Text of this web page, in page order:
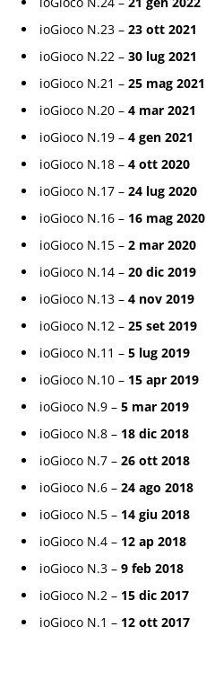
ioGioco N.23 – 23 ott 2021
ioGioco N.22 – 30 lug 2021
ioGioco N.21 – 25 mag 2021
ioGioco N.20 – 4 mar 2021
ioGioco N.19 – 4 gen 2021
ioGioco N.18 – 4 ott 2020
ioGioco N.17 – 24 lug 2020
ioGioco N.16 – 16 mag 2020
ioGioco N.15 – 2 mar 2020
ioGioco N.14 – 20 dic 2019
ioGioco N.13 – 4 nov 2019
ioGioco N.12 – 25 set 2019
ioGioco N.11 – 5 lug 2019
ioGioco N.10 – 15 apr 2019
ioGioco N.9 – 5 mar 2019
ioGioco N.8 – 18 dic 2018
ioGioco N.7 – 26 ott 2018
ioGioco N.6 – 24 ago 2018
ioGioco N.5 – 14 giu 2018
ioGioco N.4 – 12 ap 2018
ioGioco N.3 – 9 feb 2018
ioGioco N.2 – 15 dic 2017
ioGioco N.1 – 12 ott 2017